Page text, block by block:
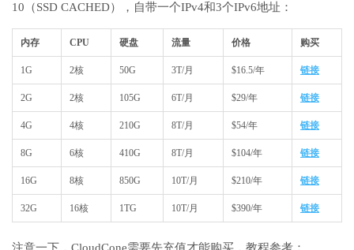
10（SSD CACHED），自带一个IPv4和3个IPv6地址：
内存 CPU 硬盘 流量 价格 购买
1G 2核 50G 3T/月 $16.5/年 链接
2G 2核 105G 6T/月 $29/年 链接
4G 4核 210G 8T/月 $54/年 链接
8G 6核 410G 8T/月 $104/年 链接
16G 8核 850G 10T/月 $210/年 链接
32G 16核 1TG 10T/月 $390/年 链接